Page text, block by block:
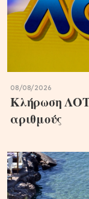
08/08/2026
Κλήρωση
αριθμούς